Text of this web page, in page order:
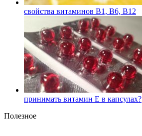
свойства витаминов В1, В6, В12
принимать витамин Е в капсулах?
Полезное